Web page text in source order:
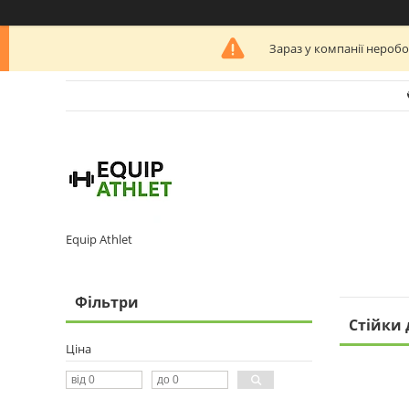
Зараз у компанії
Equip Athlet
Стійки
Фільтри
Ціна